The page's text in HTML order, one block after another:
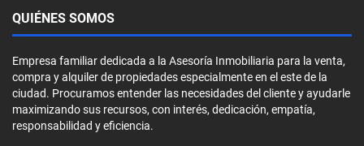
QUIÉNES SOMOS
Empresa familiar dedicada a la Asesoría Inmobiliaria para la venta,
compra y alquiler de propiedades especialmente en el este de la
ciudad. Procuramos entender las necesidades del cliente y ayudarle
maximizando sus recursos, con interés, dedicación, empatía,
responsabilidad y eficiencia.